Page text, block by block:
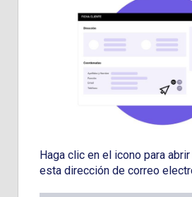
Haga clic en el icono para
esta dirección de correo